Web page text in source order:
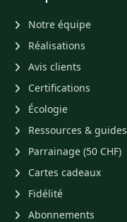
Notre équipe
Réalisations
Avis clients
Certifications
Écologie
Ressources & guides
Parrainage (50 CHF)
Cartes cadeaux
Fidélité
Abonnements